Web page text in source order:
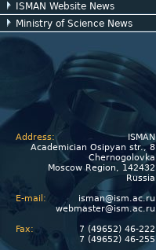
ISMAN Website News
Ministry of Science News
Address:
ISMAN
Academician Osipyan str., 8
Chernogolovka
Moscow Region, 142432
Russia
E-mail:
isman@ism.ac.ru
webmaster@ism.ac.ru
Fax:
7 (49652) 46-222
7 (49652) 46-255